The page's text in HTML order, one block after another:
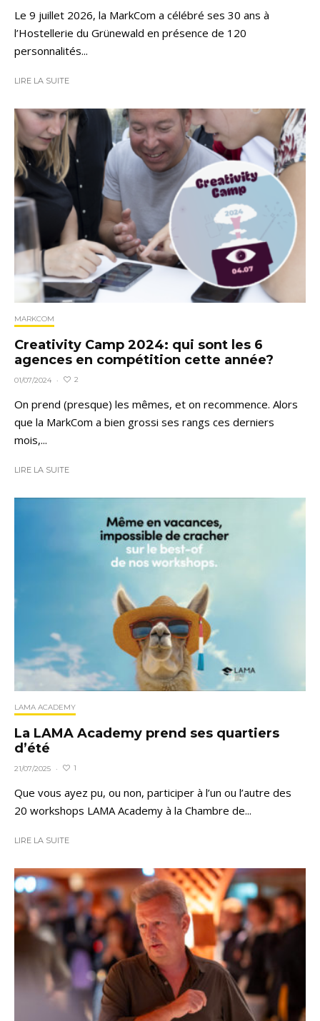
Le 9 juillet 2026, la MarkCom a célébré ses 30 ans à
l’Hostellerie du Grünewald en présence de 120
personnalités...
LIRE LA SUITE
MARKCOM
Creativity Camp 2024: qui sont les 6
agences en compétition cette année?
01/07/2024 · 2
On prend (presque) les mêmes, et on recommence. Alors
que la MarkCom a bien grossi ses rangs ces derniers
mois,...
LIRE LA SUITE
LAMA ACADEMY
La LAMA Academy prend ses quartiers
d’été
21/07/2025 · 1
Que vous ayez pu, ou non, participer à l’un ou l’autre des
20 workshops LAMA Academy à la Chambre de...
LIRE LA SUITE